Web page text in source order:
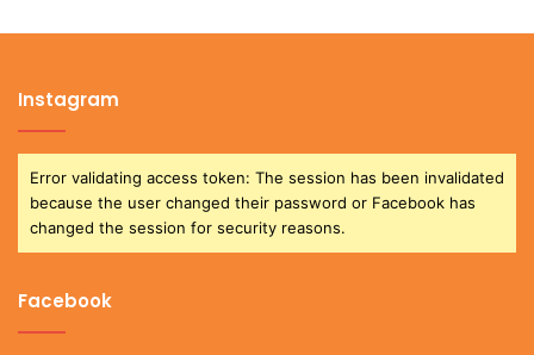
Instagram
Error validating access token: The session has been invalidated
because the user changed their password or Facebook has
changed the session for security reasons.
Facebook